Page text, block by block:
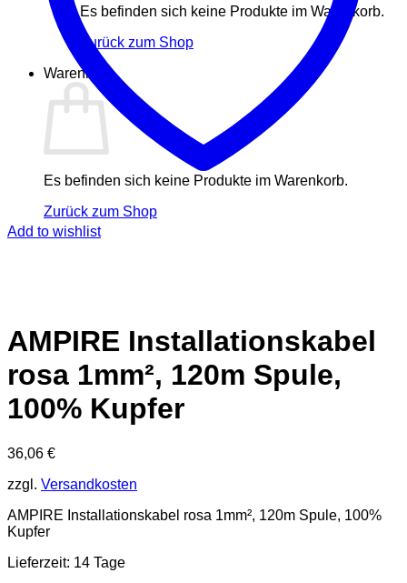
Es befinden sich keine Produkte im Warenkorb.
Zurück zum Shop
Warenkorb
Es befinden sich keine Produkte im Warenkorb.
Zurück zum Shop
Add to wishlist
AMPIRE Installationskabel
rosa 1mm², 120m Spule,
100% Kupfer
36,06 €
zzgl. Versandkosten
AMPIRE Installationskabel rosa 1mm², 120m Spule, 100%
Kupfer
Lieferzeit: 14 Tage